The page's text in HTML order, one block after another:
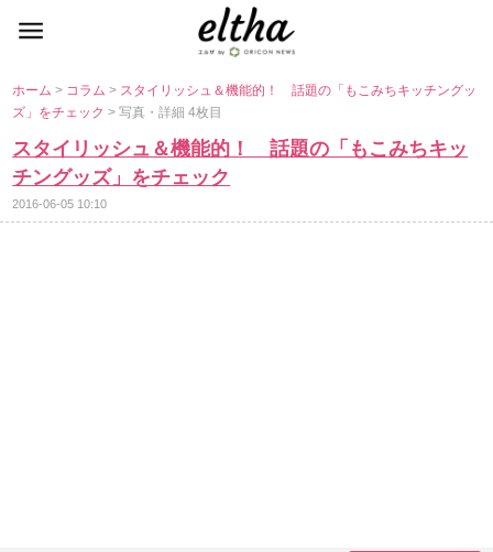
ホーム> コラム> スタイリッシュ＆機能的！ 話題の「もこみちキッチングッ
ズ」をチェック> 写真・詳細 4枚目
スタイリッシュ＆機能的！ 話題の「もこみちキッ
チングッズ」をチェック
2016-06-05 10:10